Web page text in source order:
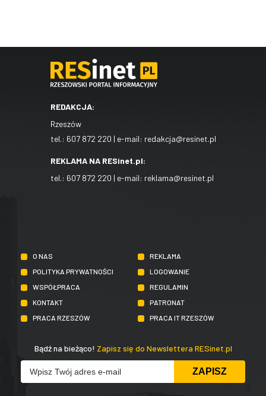
REDAKCJA:
Rzeszów
tel.: 607 872 220 | e-mail: redakcja@resinet.pl
REKLAMA NA RESinet.pl:
tel.: 607 872 220 | e-mail: reklama@resinet.pl
O NAS
REKLAMA
POLITYKA PRYWATNOŚCI
LOGOWANIE
WSPÓŁPRACA
REGULAMIN
KONTAKT
PATRONAT
PRACA RZESZÓW
PRACA IT RZESZÓW
Bądź na bieżąco! Zapisz się do Newslettera RESinet.pl